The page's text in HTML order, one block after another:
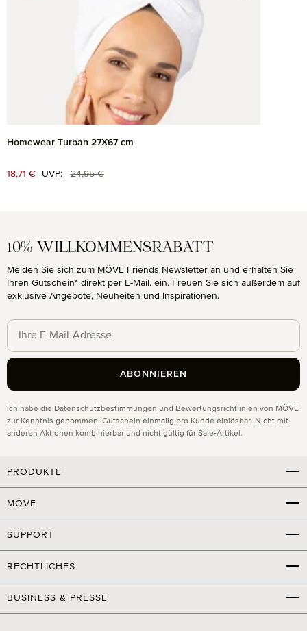
Homewear Turban 27X67 cm
Verkaufspreis:
18,71 € UVP: Regulärer Preis:
24,95 €
10% WILLKOMMENSRABATT
Melden Sie sich zum MÖVE Friends Newsletter an und erhalten Sie
Ihren Gutschein* direkt per E-Mail. ein. Freuen Sie sich außerdem auf
exklusive Angebote, Neuheiten und Inspirationen.
Ich habe die Datenschutzbestimmungen und Bewertungsrichtlinien von MÖVE
zur Kenntnis genommen. Gutschein einmalig pro Kunde einlösbar. Nicht mit
anderen Aktionen kombinierbar und nicht gültig für Sale-Artikel.
ABONNIEREN
PRODUKTE
MÖVE
SUPPORT
RECHTLICHES
BUSINESS & PRESSE